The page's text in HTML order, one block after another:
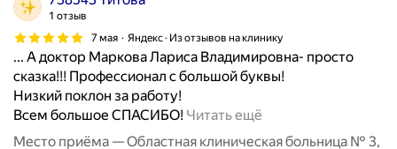
р
е
н
х
1 отзыв
7 мая
Яндекс · Из отзывов на клинику
... А доктор Маркова Лариса Владимировна- просто
сказка!!! Профессионал с большой буквы!
Низкий поклон за работу!
Всем большое СПАСИБО! Читать ещё
Место приёма — Областная клиническая больница № 3,